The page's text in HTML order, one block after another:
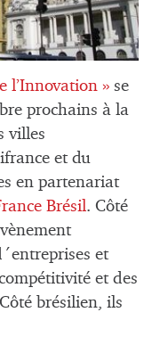
l’Innovation » se
prochains à la
villes
et du
en partenariat
Brésil. Côté
et
et des
brésilien, ils